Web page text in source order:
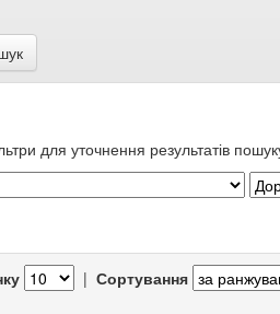
для уточнення результатів
| Сортування